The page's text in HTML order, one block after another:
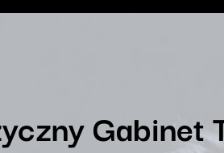
Gabinet